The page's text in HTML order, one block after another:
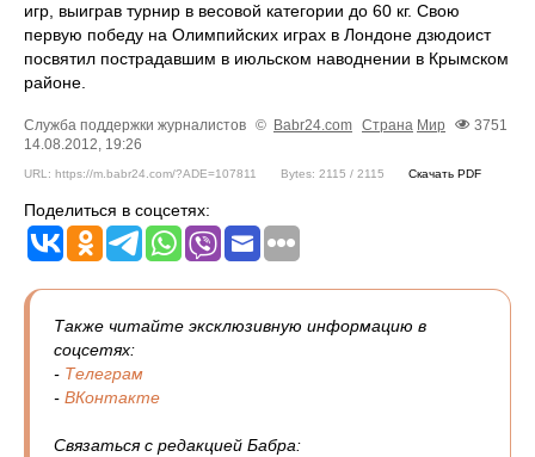
игр, выиграв турнир в весовой категории до 60 кг. Свою
первую победу на Олимпийских играх в Лондоне дзюдоист
посвятил пострадавшим в июльском наводнении в Крымском
районе.
Служба поддержки журналистов © Babr24.com Страна Мир
3751
14.08.2012, 19:26
URL: https://m.babr24.com/?ADE=107811 Bytes: 2115 / 2115 Скачать PDF
Поделиться в соцсетях:
Также читайте эксклюзивную информацию в
соцсетях:
- Телеграм
- ВКонтакте
Связаться с редакцией Бабра: